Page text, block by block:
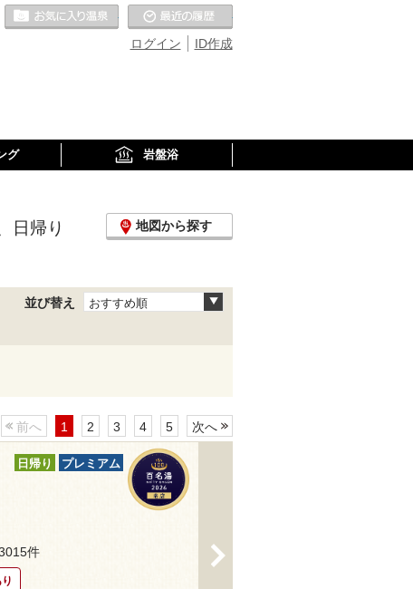
ID作成
ログイン
お気に入りの温泉
グ 岩盤浴
日帰り
地図から探す
並び替え おすすめ順
前へ 1 2 3 4 5 次へ
日帰り プレミアム
件